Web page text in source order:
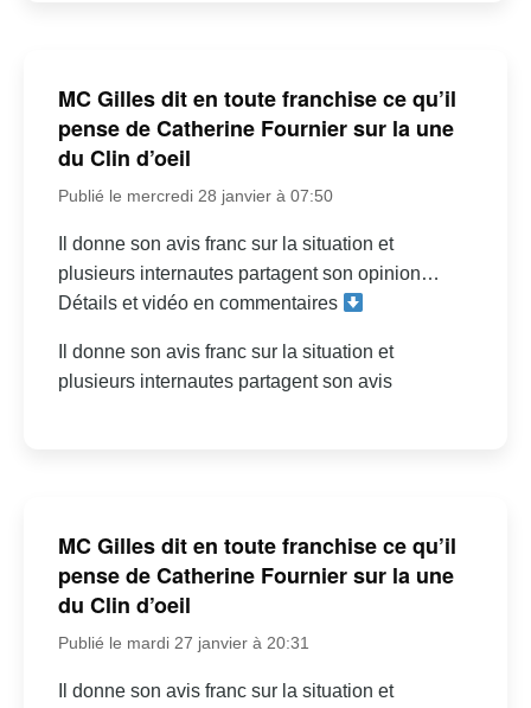
MC Gilles dit en toute franchise ce qu’il
pense de Catherine Fournier sur la une
du Clin d’oeil
Publié le mercredi 28 janvier à 07:50
Il donne son avis franc sur la situation et
plusieurs internautes partagent son opinion…
Détails et vidéo en commentaires
Il donne son avis franc sur la situation et
plusieurs internautes partagent son avis
MC Gilles dit en toute franchise ce qu’il
pense de Catherine Fournier sur la une
du Clin d’oeil
Publié le mardi 27 janvier à 20:31
Il donne son avis franc sur la situation et